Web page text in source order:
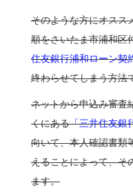
そのような方にオスス
順をさいたま市浦和区
住友銀行浦和ローン契
終わらせてしまう方法
ネットから申込み審査
くにある「三井住友銀
向いて、本人確認書類
えることによって、そ
ます。